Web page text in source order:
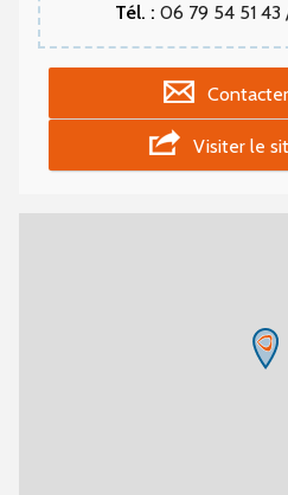
Tél. : 06 79 54 51 43
Visiter le